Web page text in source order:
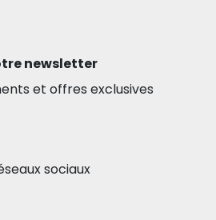
newsletter​
et offres exclusives
sociaux